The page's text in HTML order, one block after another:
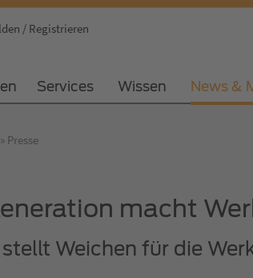
/ Registrieren
Services Wissen News &
Presse
macht
Weichen für die